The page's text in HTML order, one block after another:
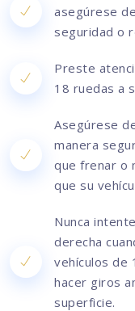
asegúrese
seguridad o
Preste
18 ruedas a
Asegúrese
manera
que frenar o
que su
Nunca
derecha
vehículos de
hacer giros
superficie.